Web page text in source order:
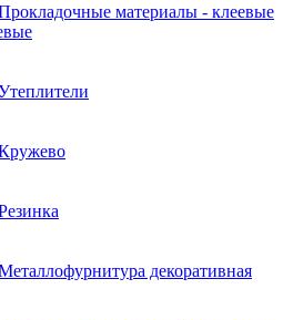
материалы - клеевые
декоративная